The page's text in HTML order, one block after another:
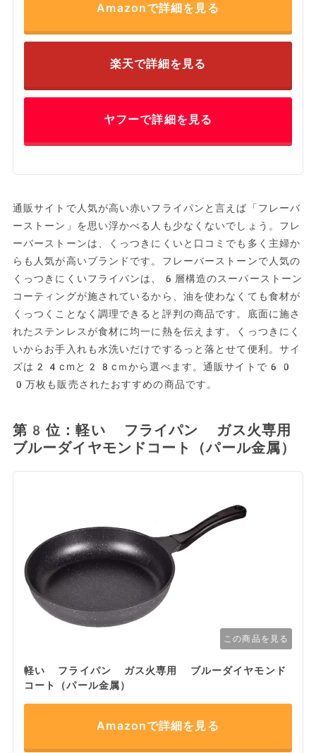
Amazonで詳細を見る
楽天で詳細を見る
ヤフーで詳細を見る
通販サイトで人気が高い赤いフライパンと言えば「フレーバ
ーストーン」を思い浮かべる人も少なくないでしょう。フレ
ーバーストーンは、くっつきにくいと口コミでも多く主婦か
らも人気が高いブランドです。フレーバーストーンで人気の
くっつきにくいフライパンは、6層構造のスーパーストーン
コーティングが施されているから、油を使わなくても食材が
くっつくことなく調理できると評判の商品です。底面に施さ
れたステンレスが食材に均一に熱を伝えます。くっつきにく
いからお手入れも水洗いだけでするっと落とせて便利。サイ
ズは24cmと28cｍから選べます。通販サイトで60
0万枚も販売されたおすすめの商品です。
第8位：軽い フライパン ガス火専用
ブルーダイヤモンドコート（パール金属）
この商品を見る
軽い フライパン ガス火専用 ブルーダイヤモンド
コート（パール金属）
Amazonで詳細を見る